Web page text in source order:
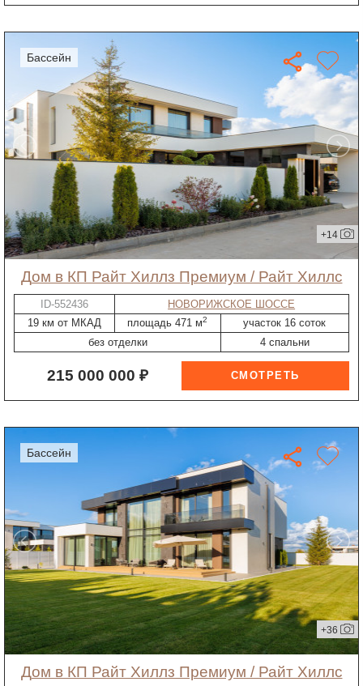
бассейн
+14
дом в КП Райт Хиллз Премиум / Райт Хиллс
ID-552436
НОВОРИЖСКОЕ ШОССЕ
19 км от МКАД
площадь 471 м2
участок 16 соток
без отделки
4 спальни
215 000 000 ₽
бассейн
+36
дом в КП Райт Хиллз Премиум / Райт Хиллс